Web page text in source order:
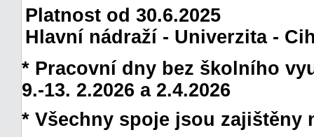
Platnost od 30.6.2025
Hlavní nádraží - Univerzita -
* Pracovní dny bez školního
9.-13. 2.2026 a 2.4.2026
* Všechny spoje jsou zajištěny